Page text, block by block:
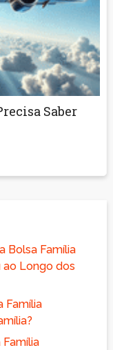
Saber
Bolsa Família
Longo dos
Família